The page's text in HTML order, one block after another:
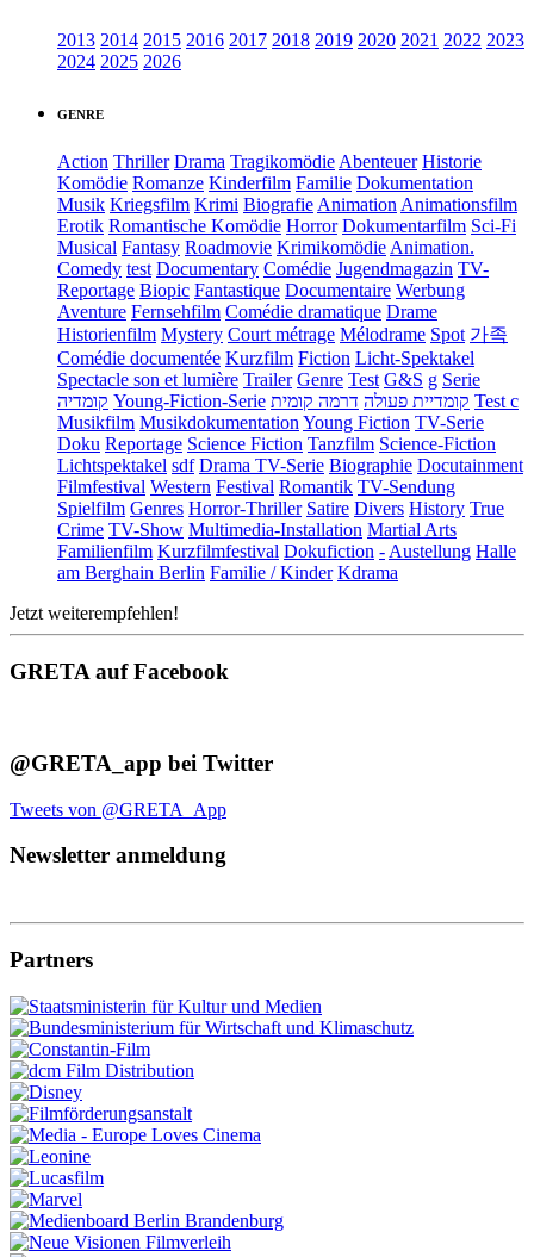
2013 2014 2015 2016 2017 2018 2019 2020 2021 2022 2023
2024 2025 2026
GENRE
Action Thriller Drama Tragikomödie Abenteuer Historie
Komödie Romanze Kinderfilm Familie Dokumentation
Musik Kriegsfilm Krimi Biografie Animation Animationsfilm
Erotik Romantische Komödie Horror Dokumentarfilm Sci-Fi
Musical Fantasy Roadmovie Krimikomödie Animation.
Comedy test Documentary Comédie Jugendmagazin TV-
Reportage Biopic Fantastique Documentaire Werbung
Aventure Fernsehfilm Comédie dramatique Drame
Historienfilm Mystery Court métrage Mélodrame Spot 가족
Comédie documentée Kurzfilm Fiction Licht-Spektakel
Spectacle son et lumière Trailer Genre Test G&S g Serie
קומדיה Young-Fiction-Serie קומדיית פעולה דרמה קומית
Test c
Musikfilm Musikdokumentation Young Fiction TV-Serie
Doku Reportage Science Fiction Tanzfilm Science-Fiction
Lichtspektakel sdf Drama TV-Serie Biographie Docutainment
Filmfestival Western Festival Romantik TV-Sendung
Spielfilm Genres Horror-Thriller Satire Divers History True
Crime TV-Show Multimedia-Installation Martial Arts
Familienfilm Kurzfilmfestival Dokufiction - Austellung Halle
am Berghain Berlin Familie / Kinder Kdrama
Jetzt weiterempfehlen!
GRETA auf Facebook
@GRETA_app bei Twitter
Tweets von @GRETA_App
Newsletter anmeldung
Partners